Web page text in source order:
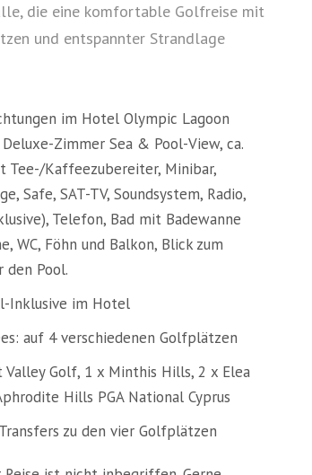
die eine komfortable Golfreise mit
und entspannter Strandlage
im Hotel Olympic Lagoon
Zimmer Sea & Pool-View, ca.
Tee-/Kaffeezubereiter, Minibar,
Safe, SAT-TV, Soundsystem, Radio,
Telefon, Bad mit Badewanne
WC, Föhn und Balkon, Blick zum
den Pool.
Inklusive im Hotel
auf 4 verschiedenen Golfplätzen
Valley Golf, 1 x Minthis Hills, 2 x Elea
Hills PGA National Cyprus
zu den vier Golfplätzen